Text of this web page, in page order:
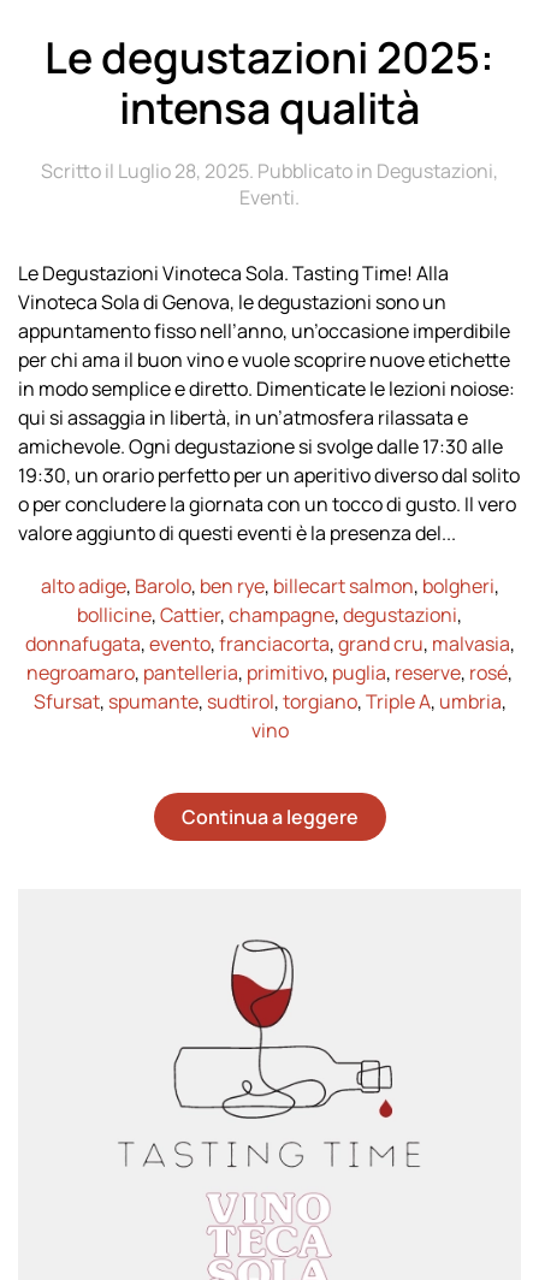
Le degustazioni 2025:
intensa qualità
Scritto il Luglio 28, 2025. Pubblicato in Degustazioni,
Eventi.
Le Degustazioni Vinoteca Sola. Tasting Time! Alla
Vinoteca Sola di Genova, le degustazioni sono un
appuntamento fisso nell’anno, un’occasione imperdibile
per chi ama il buon vino e vuole scoprire nuove etichette
in modo semplice e diretto. Dimenticate le lezioni noiose:
qui si assaggia in libertà, in un’atmosfera rilassata e
amichevole. Ogni degustazione si svolge dalle 17:30 alle
19:30, un orario perfetto per un aperitivo diverso dal solito
o per concludere la giornata con un tocco di gusto. Il vero
valore aggiunto di questi eventi è la presenza del...
alto adige, Barolo, ben rye, billecart salmon, bolgheri,
bollicine,Cattier,champagne,degustazioni,
donnafugata,evento,franciacorta,grand cru, malvasia,
negroamaro, pantelleria, primitivo, puglia, reserve, rosé,
Sfursat, spumante, sudtirol,torgiano,Triple A, umbria,
vino
Continua a leggere